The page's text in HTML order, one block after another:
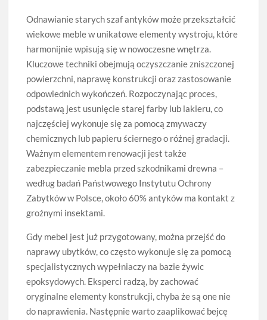
Odnawianie starych szaf antyków może przekształcić
wiekowe meble w unikatowe elementy wystroju, które
harmonijnie wpisują się w nowoczesne wnętrza.
Kluczowe techniki obejmują oczyszczanie zniszczonej
powierzchni, naprawę konstrukcji oraz zastosowanie
odpowiednich wykończeń. Rozpoczynając proces,
podstawą jest usunięcie starej farby lub lakieru, co
najczęściej wykonuje się za pomocą zmywaczy
chemicznych lub papieru ściernego o różnej gradacji.
Ważnym elementem renowacji jest także
zabezpieczanie mebla przed szkodnikami drewna –
według badań Państwowego Instytutu Ochrony
Zabytków w Polsce, około 60% antyków ma kontakt z
groźnymi insektami.
Gdy mebel jest już przygotowany, można przejść do
naprawy ubytków, co często wykonuje się za pomocą
specjalistycznych wypełniaczy na bazie żywic
epoksydowych. Eksperci radzą, by zachować
oryginalne elementy konstrukcji, chyba że są one nie
do naprawienia. Następnie warto zaaplikować bejcę